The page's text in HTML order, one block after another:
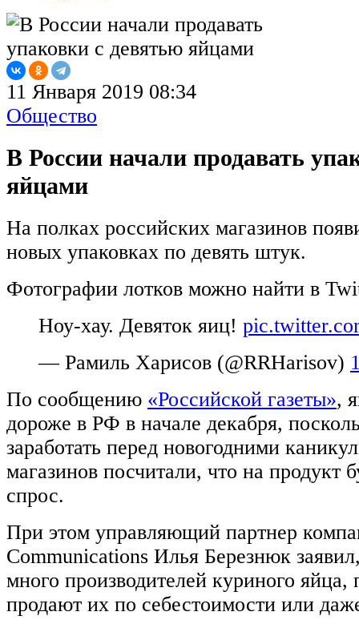
11 Января 2019 08:34
Общество
В России начали продавать
яйцами
На полках российских магазинов
новых упаковках по девять штук.
Фотографии лотков можно найти в
Ноу-хау. Девяток яиц!
— Рамиль Харисов (@RRHarisov)
По сообщению «Российской газеты»,
дороже в РФ в начале декабря,
заработать перед новогодними
магазинов посчитали, что на продукт
спрос.
При этом управляющий партнер
Communications Илья Березнюк
много производителей куриного яйца,
продают их по себестоимости или